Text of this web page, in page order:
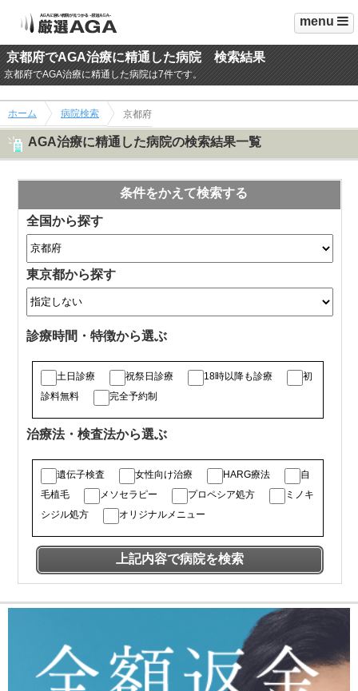
menu
京都府でAGA治療に精通した病院 検索結果
京都府でAGA治療に精通した病院は7件です。
ホーム 病院検索 京都府
AGA治療に精通した病院の検索結果一覧
条件をかえて検索する
全国から探す
東京都から探す
診療時間・特徴から選ぶ
土日診療 祝祭日診療 18時以降も診療
初
診料無料
完全予約制
治療法・検査法から選ぶ
遺伝子検査 女性向け治療 HARG療法
自
毛植毛
メソセラピー プロペシア処方
ミノキ
シジル処方
オリジナルメニュー